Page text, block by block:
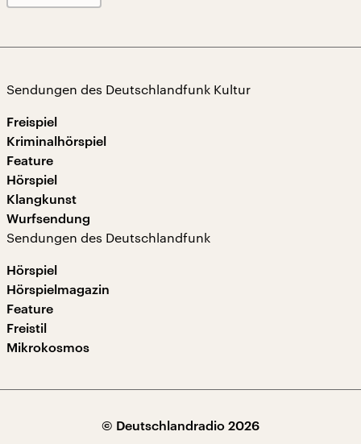
Sendungen des Deutschlandfunk Kultur
Freispiel
Kriminalhörspiel
Feature
Hörspiel
Klangkunst
Wurfsendung
Sendungen des Deutschlandfunk
Hörspiel
Hörspielmagazin
Feature
Freistil
Mikrokosmos
© Deutschlandradio 2026